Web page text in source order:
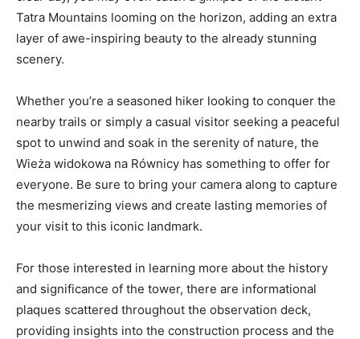
Tatra Mountains looming on the horizon,⁤ adding an extra
layer of awe-inspiring⁣ beauty to the already stunning
scenery.
Whether you’re a seasoned ‌hiker looking ‍to ‌conquer the⁤
nearby trails or⁤ simply a casual visitor seeking a peaceful
spot⁤ to‍ unwind and soak in the serenity of⁣ nature, the
Wieża widokowa na Równicy has something to offer for
everyone. ⁤Be⁢ sure to bring your camera along ‌to​ capture
the mesmerizing ​views and create lasting memories of
‌your visit ⁣to this iconic ​landmark.
For‍ those interested in learning more about the ‌history
and significance of ​the tower, there are informational
plaques scattered throughout the observation deck,‌
providing⁣ insights into the ⁤construction process and​ the